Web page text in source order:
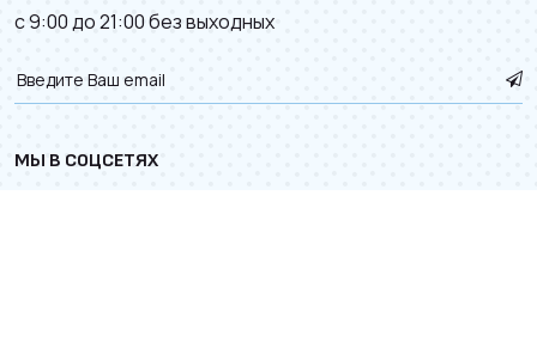
с 9:00 до 21:00 без выходных
МЫ В СОЦСЕТЯХ